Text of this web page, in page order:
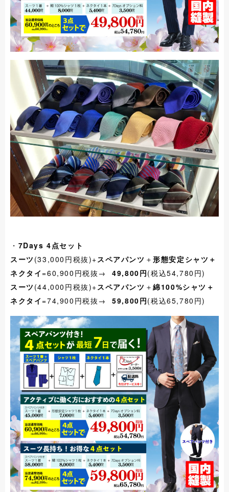
・ 7Days 4点セット
スーツ (33,000円税抜)+ スペアパンツ ＋形態安定シャツ＋
ネクタイ =60,900円税抜→ 49,800円(税込54,780円)
スーツ (44,000円税抜)+ スペアパンツ ＋綿100%シャツ＋
ネクタイ =74,900円税抜→ 59,800円(税込65,780円)